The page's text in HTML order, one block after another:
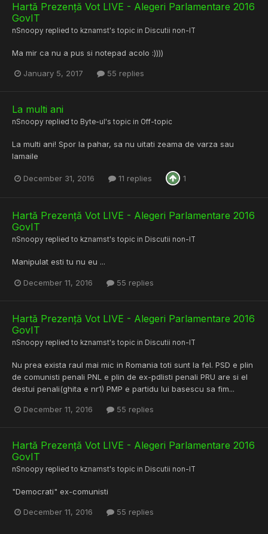
Hartă Prezență Vot LIVE - Alegeri Parlamentare 2016
GovIT
nSnoopy replied to kznamst's topic in Discutii non-IT
Ma mir ca nu a pus si notepad acolo :))))
January 5, 2017 55 replies
La multi ani
nSnoopy replied to Byte-ul 's topic in Off-topic
La multi ani! Spor la pahar, sa nu uitati zeama de varza sau
lamaile
December 31, 2016 11 replies 1
Hartă Prezență Vot LIVE - Alegeri Parlamentare 2016
GovIT
nSnoopy replied to kznamst's topic in Discutii non-IT
Manipulat esti tu nu eu ...
December 11, 2016 55 replies
Hartă Prezență Vot LIVE - Alegeri Parlamentare 2016
GovIT
nSnoopy replied to kznamst's topic in Discutii non-IT
Nu prea exista raul mai mic in Romania toti sunt la fel. PSD e plin
de comunisti penali PNL e plin de ex-pdlisti penali PRU are si el
destui penali(ghita e nr1) PMP e partidu lui basescu sa fim...
December 11, 2016 55 replies
Hartă Prezență Vot LIVE - Alegeri Parlamentare 2016
GovIT
nSnoopy replied to kznamst's topic in Discutii non-IT
"Democrati" ex-comunisti
December 11, 2016 55 replies